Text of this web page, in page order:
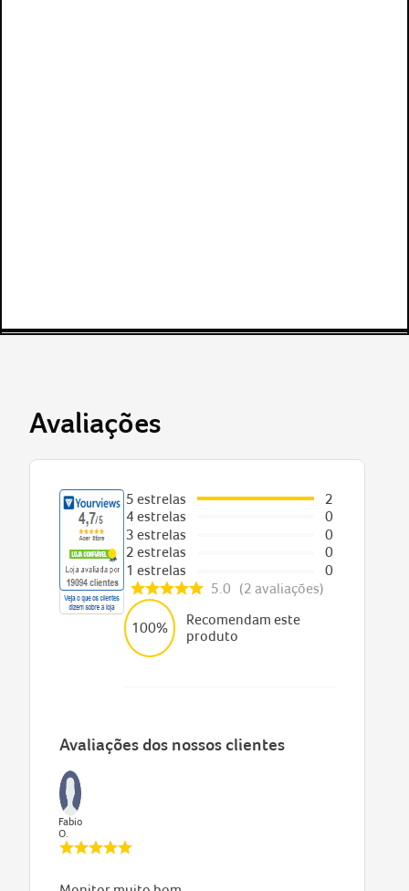
Avaliações
5 estrelas
4 estrelas
3 estrelas
2 estrelas
1 estrelas
2
0
0
0
0
5.0
2 avaliações
100%
Recomendam este
produto
Avaliações dos nossos clientes
Fabio
O.